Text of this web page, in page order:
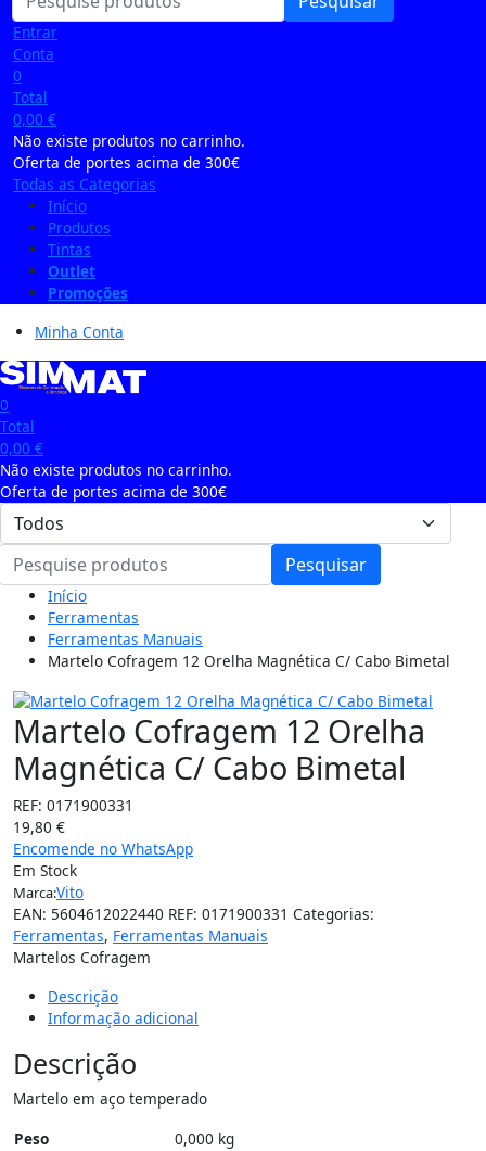
Entrar
Conta
0
Total
0,00 €
Não existe produtos no carrinho.
Oferta de portes acima de 300€
Todas as Categorias
Início
Produtos
Tintas
Outlet
Promoções
Minha Conta
0
Total
0,00 €
Não existe produtos no carrinho.
Oferta de portes acima de 300€
Pesquisar
Início
Ferramentas
Ferramentas Manuais
Martelo Cofragem 12 Orelha Magnética C/ Cabo Bimetal
Martelo Cofragem 12 Orelha
Magnética C/ Cabo Bimetal
REF: 0171900331
19,80 €
Encomende no WhatsApp
Em Stock
Marca:Vito
EAN: 5604612022440 REF: 0171900331 Categorias:
Ferramentas, Ferramentas Manuais
Martelos Cofragem
Descrição
Informação adicional
Descrição
Martelo em aço temperado
Peso
0,000 kg